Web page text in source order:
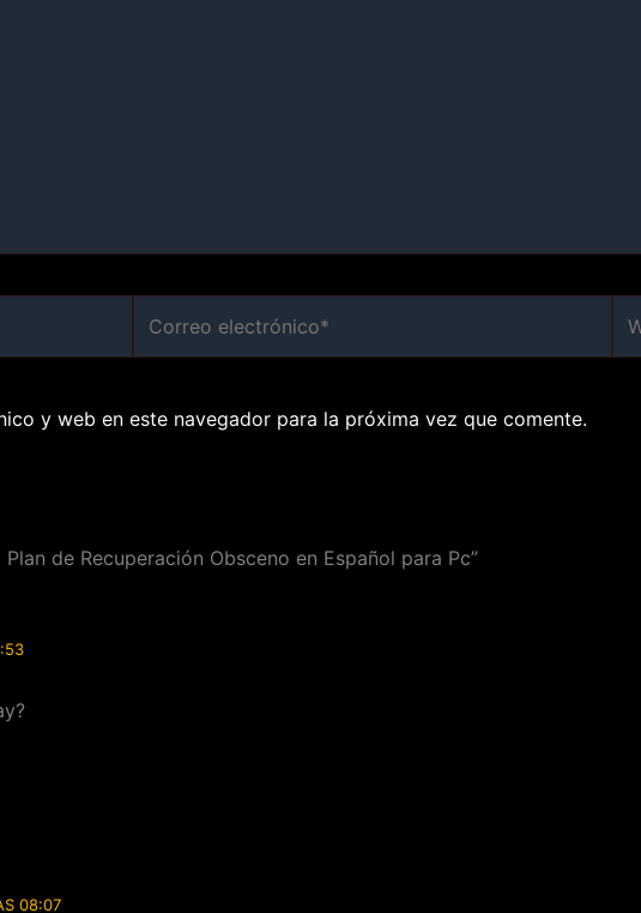
electrónico*
y web en este navegador para la próxima vez que comente.
de Recuperación Obsceno en Español para Pc”
08:07